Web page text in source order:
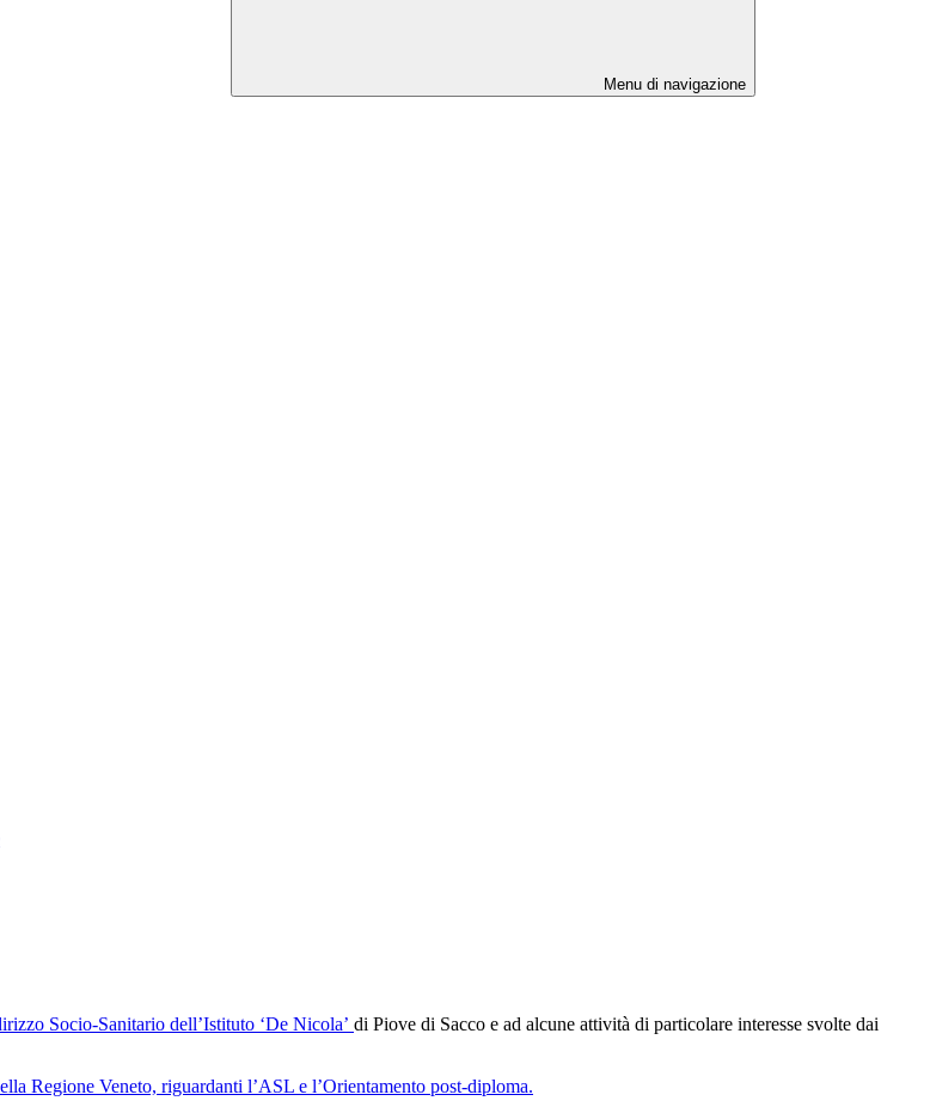
Menu di navigazione
Socio-Sanitario dell’Istituto ‘De Nicola’ di Piove di Sacco e ad alcune attività di particolare interesse svolte dai
Regione Veneto, riguardanti l’ASL e l’Orientamento post-diploma.